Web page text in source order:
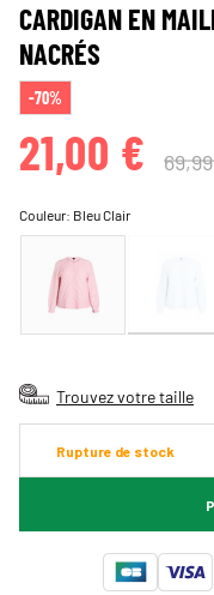
CARDIGAN EN
NACRÉS
-70%
21,00 €
Couleur: Bleu Clair
Trouvez votre taille
Rupture de stock